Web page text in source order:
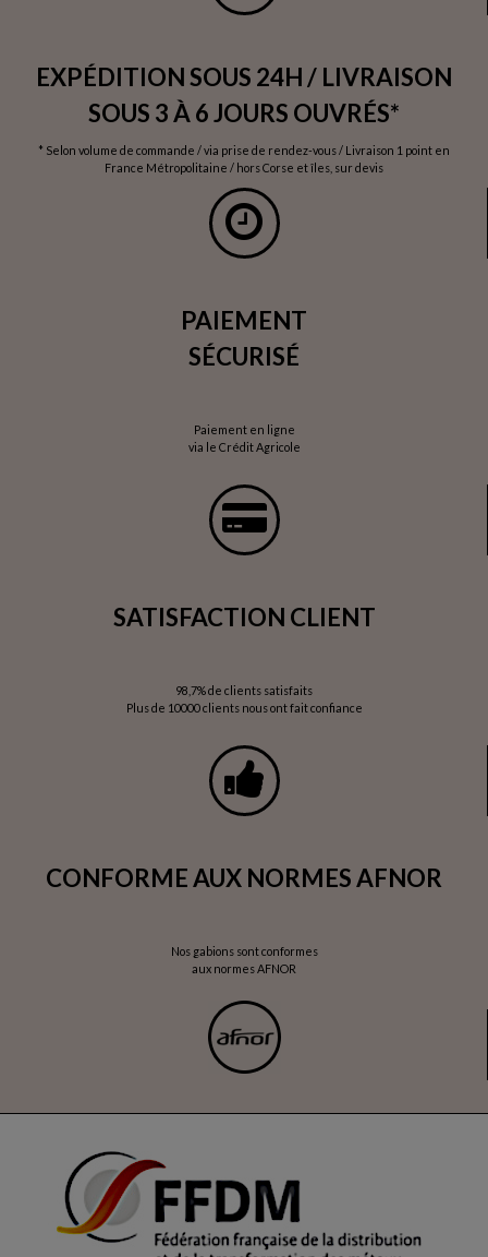
EXPÉDITION SOUS 24H / LIVRAISON
SOUS 3 À 6 JOURS OUVRÉS*
* Selon volume de commande / via prise de rendez-vous / Livraison 1 point en
France Métropolitaine / hors Corse et îles, sur devis
PAIEMENT
SÉCURISÉ
Paiement en ligne
via le Crédit Agricole
SATISFACTION CLIENT
98,7% de clients satisfaits
Plus de 10000 clients nous ont fait confiance
CONFORME AUX NORMES AFNOR
Nos gabions sont conformes
aux normes AFNOR